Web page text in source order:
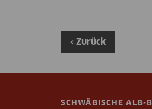
‹ Zurück
SCHWÄBISCHE ALB-